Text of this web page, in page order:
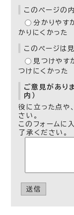
このページの
分かりやす
かりにくかった
このページは
見つけやす
つけにくかった
ご意見があり
内）
役に立った点や
さい。
このフォームに
了承ください。
送信